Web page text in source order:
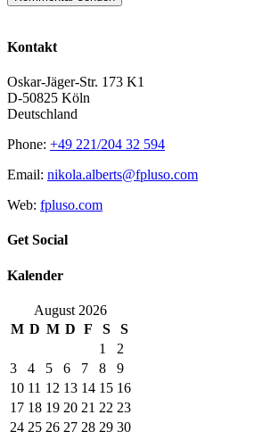
Kontakt
Oskar-Jäger-Str. 173 K1
D-50825 Köln
Deutschland
Phone: +49 221/204 32 594
Email: nikola.alberts@fpluso.com
Web: fpluso.com
Get Social
Kalender
August 2026
M D M D F S
S
1
2
3
4 5 6 7 8
9
10 11 12 13 14 15 16
17 18 19 20 21 22 23
24 25 26 27 28 29 30